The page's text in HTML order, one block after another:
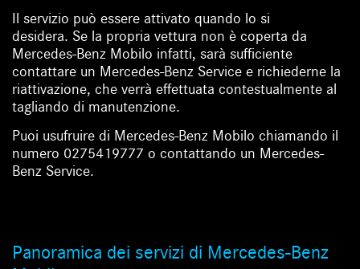
Il servizio può essere attivato quando lo si
desidera. Se la propria vettura non è coperta da
Mercedes-Benz Mobilo infatti, sarà sufficiente
contattare un Mercedes-Benz Service e richiederne la
riattivazione, che verrà effettuata contestualmente al
tagliando di manutenzione.
Puoi usufruire di Mercedes-Benz Mobilo chiamando il
numero 0275419777 o contattando un Mercedes-
Benz Service.
Panoramica dei servizi di Mercedes-Benz